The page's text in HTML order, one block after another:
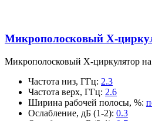
Микрополосковый X-
Микрополосковый X-циркулятор
Частота низ, ГГц: 2.3
Частота верх, ГГц: 2.6
Ширина рабочей полосы, %:
Ослабление, дБ (1-2): 0.3